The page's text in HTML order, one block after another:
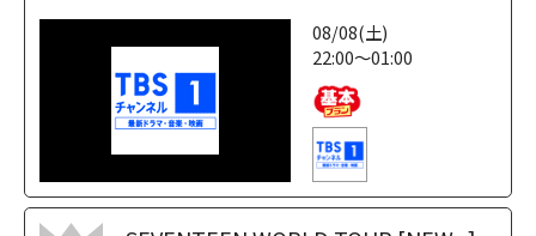
08/08(土)
22:00～01:00